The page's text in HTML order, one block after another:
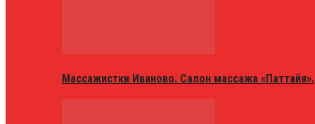
Массажистки Иваново. Салон массажа «Паттайя».